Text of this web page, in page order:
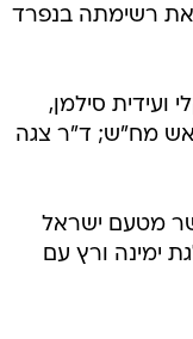
רשימתה בנפרד
ועידית סילמן,
מח"ש; ד"ר צגה
מטעם ישראל
ימינה ורץ עם